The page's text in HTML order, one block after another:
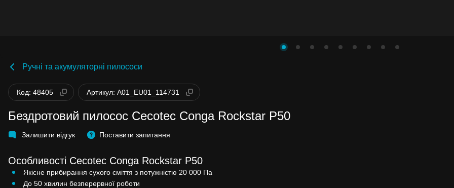
Ручні та акумуляторні пилососи
Код: 48405 Артикул: A01_EU01_114731
Бездротовий пилосос Cecotec Conga Rockstar P50
Залишити відгук Поставити запитання
Особливості Cecotec Conga Rockstar P50
Якісне прибирання сухого сміття з потужністю 20 000 Па
До 50 хвилин безперервної роботи